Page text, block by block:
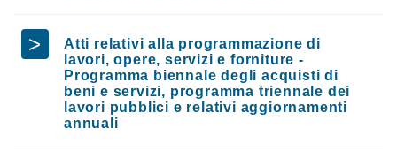
Atti relativi alla programmazione di
lavori, opere, servizi e forniture -
Programma biennale degli acquisti di
beni e servizi, programma triennale dei
lavori pubblici e relativi aggiornamenti
annuali